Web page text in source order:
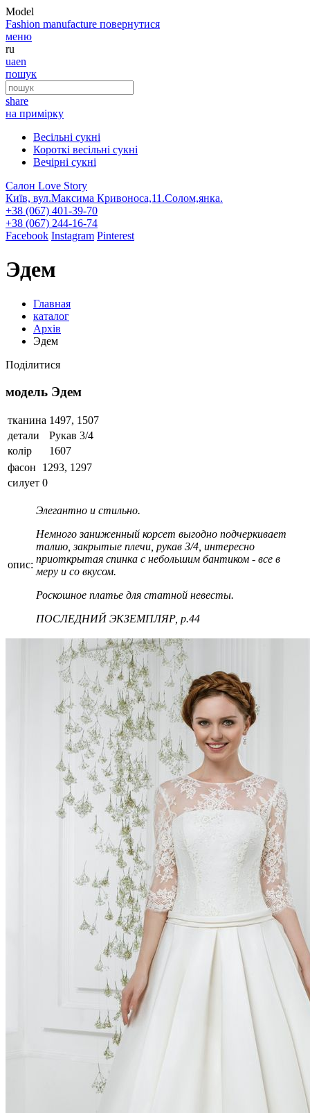
Model
Fashion manufacture повернутися
меню
ru
uaen
пошук
share
на примірку
Весільні сукні
Короткі весільні сукні
Вечірні сукні
Салон Love Story
Київ, вул.Максима Кривоноса,11.Солом,янка.
+38 (067) 401-39-70
+38 (067) 244-16-74
Facebook Instagram Pinterest
Эдем
Главная
каталог
Архів
Эдем
Поділитися
модель Эдем
тканина 1497, 1507
детали
Рукав 3/4
колір
1607
фасон
1293, 1297
силует 0
опис:
Элегантно и стильно.
Немного заниженный корсет выгодно подчеркивает
талию, закрытые плечи, рукав 3/4, интересно
приоткрытая спинка с небольшим бантиком - все в
меру и со вкусом.
Роскошное платье для статной невесты.
ПОСЛЕДНИЙ ЭКЗЕМПЛЯР, р.44